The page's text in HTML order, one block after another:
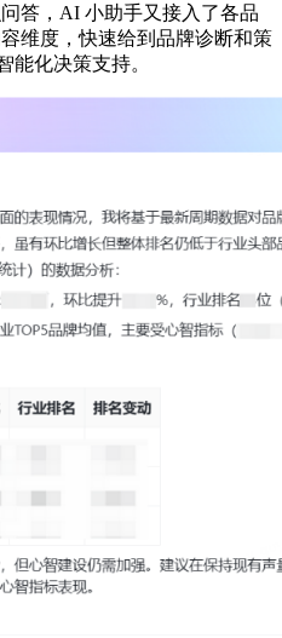
答，AI 小助手又接入了各品
维度，快速给到品牌诊断和策
能化决策支持。